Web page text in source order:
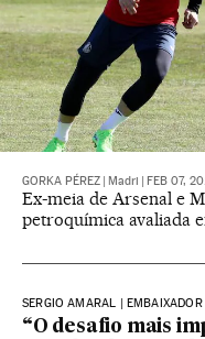
GORKA PÉREZ Madri FEB 07,
Ex-meia de Arsenal e
petroquímica avaliada
SERGIO AMARAL |
“O desafio mais